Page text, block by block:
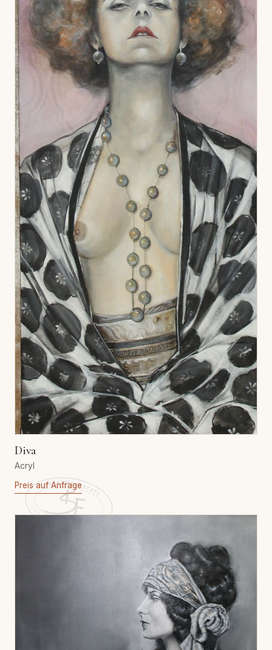
Diva
Acryl
Preis auf Anfrage